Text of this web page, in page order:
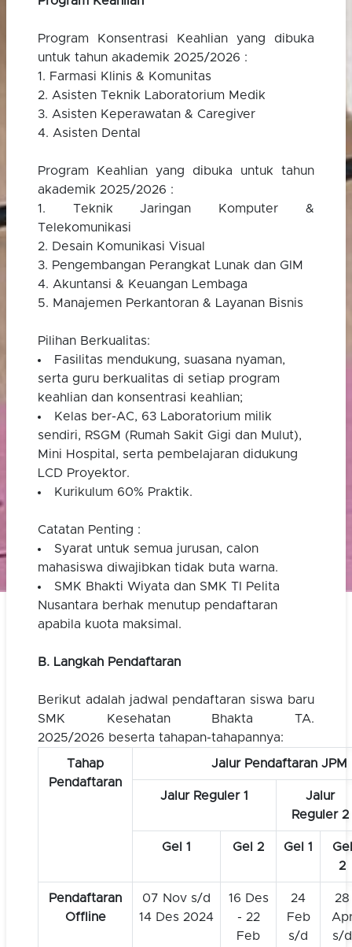
Program Konsentrasi Keahlian yang dibuka
untuk tahun akademik 2025/2026 :
1. Farmasi Klinis & Komunitas
2. Asisten Teknik Laboratorium Medik
3. Asisten Keperawatan & Caregiver
4. Asisten Dental
Program Keahlian yang dibuka untuk tahun
akademik 2025/2026 :
1. Teknik Jaringan Komputer &
Telekomunikasi
2. Desain Komunikasi Visual
3. Pengembangan Perangkat Lunak dan GIM
4. Akuntansi & Keuangan Lembaga
5. Manajemen Perkantoran & Layanan Bisnis
Pilihan Berkualitas:
Fasilitas mendukung, suasana nyaman,
serta guru berkualitas di setiap program
keahlian dan konsentrasi keahlian;
Kelas ber-AC, 63 Laboratorium milik
sendiri, RSGM (Rumah Sakit Gigi dan Mulut),
Mini Hospital, serta pembelajaran didukung
LCD Proyektor.
Kurikulum 60% Praktik.
Catatan Penting :
Syarat untuk semua jurusan, calon
mahasiswa diwajibkan tidak buta warna.
SMK Bhakti Wiyata dan SMK TI Pelita
Nusantara berhak menutup pendaftaran
apabila kuota maksimal.
B. Langkah Pendaftaran
Berikut adalah jadwal pendaftaran siswa baru
SMK Kesehatan Bhakta TA.
2025/2026 beserta tahapan-tahapannya:
Tahap
Pendaftaran
Jalur Pendaftaran JPM
Jalur Reguler 1
Jalur
Reguler 2
Gel 1 Gel 2 Gel 1
Gel
2
Pendaftaran
Offline
07 Nov s/d
14 Des 2024
16 Des
- 22
Feb
24
Feb
s/d
28
s/d